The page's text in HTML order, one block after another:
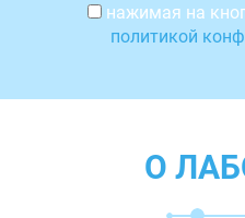
нажимая на
политикой
О